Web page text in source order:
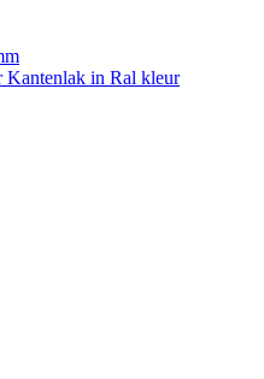
Kantenlak in Ral kleur